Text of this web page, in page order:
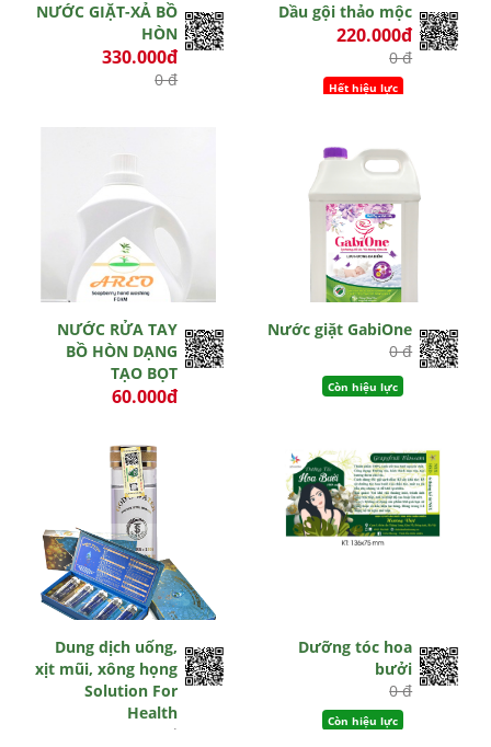
NƯỚC GIẶT-XẢ BỒ
HÒN
330.000đ
0 đ
Dầu gội thảo mộc
220.000đ
0 đ
Hết hiệu lực
NƯỚC RỬA TAY
BỒ HÒN DẠNG
TẠO BỌT
60.000đ
Hết hiệu lực
Nước giặt GabiOne
0 đ
Còn hiệu lực
Dung dịch uống,
xịt mũi, xông họng
Solution For
Health
0 đ
Dưỡng tóc hoa
bưởi
0 đ
Còn hiệu lực